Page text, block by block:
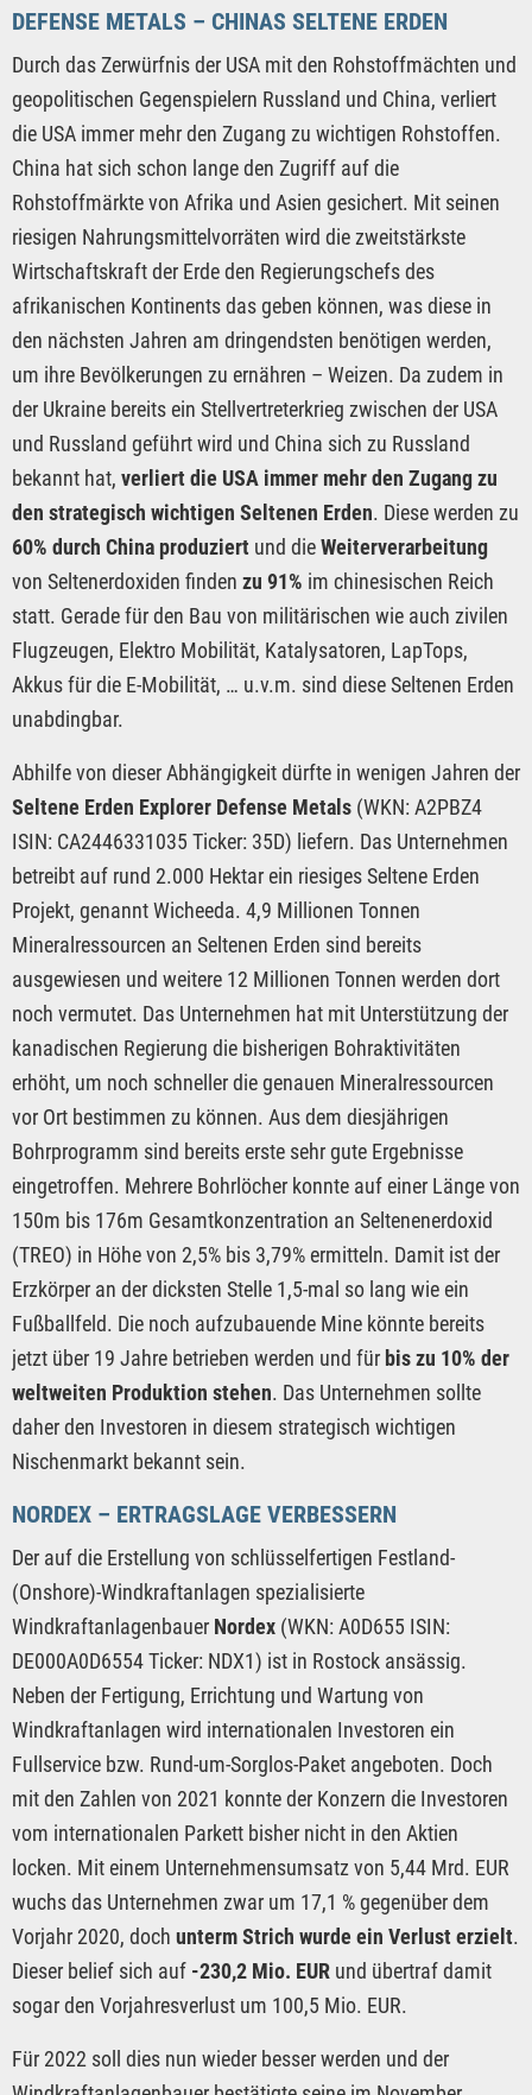
DEFENSE METALS – CHINAS SELTENE ERDEN
Durch das Zerwürfnis der USA mit den Rohstoffmächten und
geopolitischen Gegenspielern Russland und China, verliert
die USA immer mehr den Zugang zu wichtigen Rohstoffen.
China hat sich schon lange den Zugriff auf die
Rohstoffmärkte von Afrika und Asien gesichert. Mit seinen
riesigen Nahrungsmittelvorräten wird die zweitstärkste
Wirtschaftskraft der Erde den Regierungschefs des
afrikanischen Kontinents das geben können, was diese in
den nächsten Jahren am dringendsten benötigen werden,
um ihre Bevölkerungen zu ernähren – Weizen. Da zudem in
der Ukraine bereits ein Stellvertreterkrieg zwischen der USA
und Russland geführt wird und China sich zu Russland
bekannt hat, verliert die USA immer mehr den Zugang zu
den strategisch wichtigen Seltenen Erden. Diese werden zu
60% durch China produziert und dieWeiterverarbeitung
von Seltenerdoxiden finden zu 91% im chinesischen Reich
statt. Gerade für den Bau von militärischen wie auch zivilen
Flugzeugen, Elektro Mobilität, Katalysatoren, LapTops,
Akkus für die E-Mobilität, … u.v.m. sind diese Seltenen Erden
unabdingbar.
Abhilfe von dieser Abhängigkeit dürfte in wenigen Jahren der
Seltene Erden Explorer Defense Metals (WKN: A2PBZ4
ISIN: CA2446331035 Ticker: 35D) liefern. Das Unternehmen
betreibt auf rund 2.000 Hektar ein riesiges Seltene Erden
Projekt, genannt Wicheeda. 4,9 Millionen Tonnen
Mineralressourcen an Seltenen Erden sind bereits
ausgewiesen und weitere 12 Millionen Tonnen werden dort
noch vermutet. Das Unternehmen hat mit Unterstützung der
kanadischen Regierung die bisherigen Bohraktivitäten
erhöht, um noch schneller die genauen Mineralressourcen
vor Ort bestimmen zu können. Aus dem diesjährigen
Bohrprogramm sind bereits erste sehr gute Ergebnisse
eingetroffen. Mehrere Bohrlöcher konnte auf einer Länge von
150m bis 176m Gesamtkonzentration an Seltenenerdoxid
(TREO) in Höhe von 2,5% bis 3,79% ermitteln. Damit ist der
Erzkörper an der dicksten Stelle 1,5-mal so lang wie ein
Fußballfeld. Die noch aufzubauende Mine könnte bereits
jetzt über 19 Jahre betrieben werden und für bis zu 10% der
weltweiten Produktion stehen. Das Unternehmen sollte
daher den Investoren in diesem strategisch wichtigen
Nischenmarkt bekannt sein.
NORDEX – ERTRAGSLAGE VERBESSERN
Der auf die Erstellung von schlüsselfertigen Festland-
(Onshore)-Windkraftanlagen spezialisierte
Windkraftanlagenbauer Nordex (WKN: A0D655 ISIN:
DE000A0D6554 Ticker: NDX1) ist in Rostock ansässig.
Neben der Fertigung, Errichtung und Wartung von
Windkraftanlagen wird internationalen Investoren ein
Fullservice bzw. Rund-um-Sorglos-Paket angeboten. Doch
mit den Zahlen von 2021 konnte der Konzern die Investoren
vom internationalen Parkett bisher nicht in den Aktien
locken. Mit einem Unternehmensumsatz von 5,44 Mrd. EUR
wuchs das Unternehmen zwar um 17,1 % gegenüber dem
Vorjahr 2020, doch unterm Strich wurde ein Verlust erzielt.
Dieser belief sich auf -230,2 Mio. EUR und übertraf damit
sogar den Vorjahresverlust um 100,5 Mio. EUR.
Für 2022 soll dies nun wieder besser werden und der